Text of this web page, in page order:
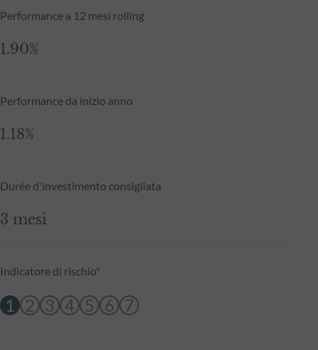
Performance a 12 mesi rolling
1.90%
Performance da inizio anno
1.18%
Durée d'investimento consigliata
3 mesi
Indicatore di rischio*
1 2 3 4 5 6 7